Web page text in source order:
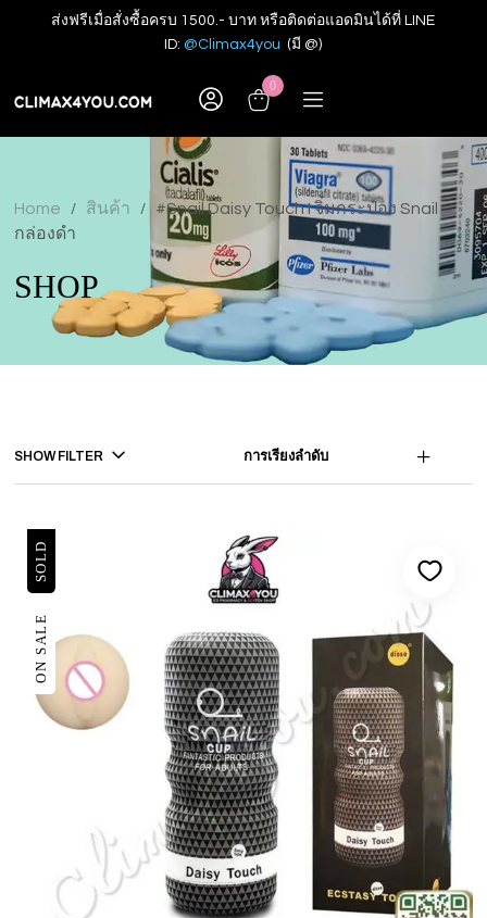
ส่งฟรีเมื่อสั่งซื้อครบ 1500.- บาท หรือติดต่อแอดมินได้ที่ LINE
ID: @Climax4you (มี @)
0
Home / สินค้า /
#Snail Daisy Touch I จิ๋มกระป๋อง Snail
กล่องดำ
SHOP
SHOW FILTER การเรียงลำดับ
ON SALE
SOLD